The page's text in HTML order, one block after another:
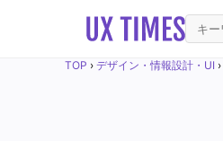
TOP › デザイン・情報設計・UI ›